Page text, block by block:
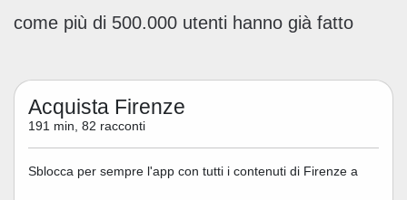
come più di 500.000 utenti hanno già fatto
Acquista Firenze
191 min, 82 racconti
Sblocca per sempre l'app con tutti i contenuti di Firenze a